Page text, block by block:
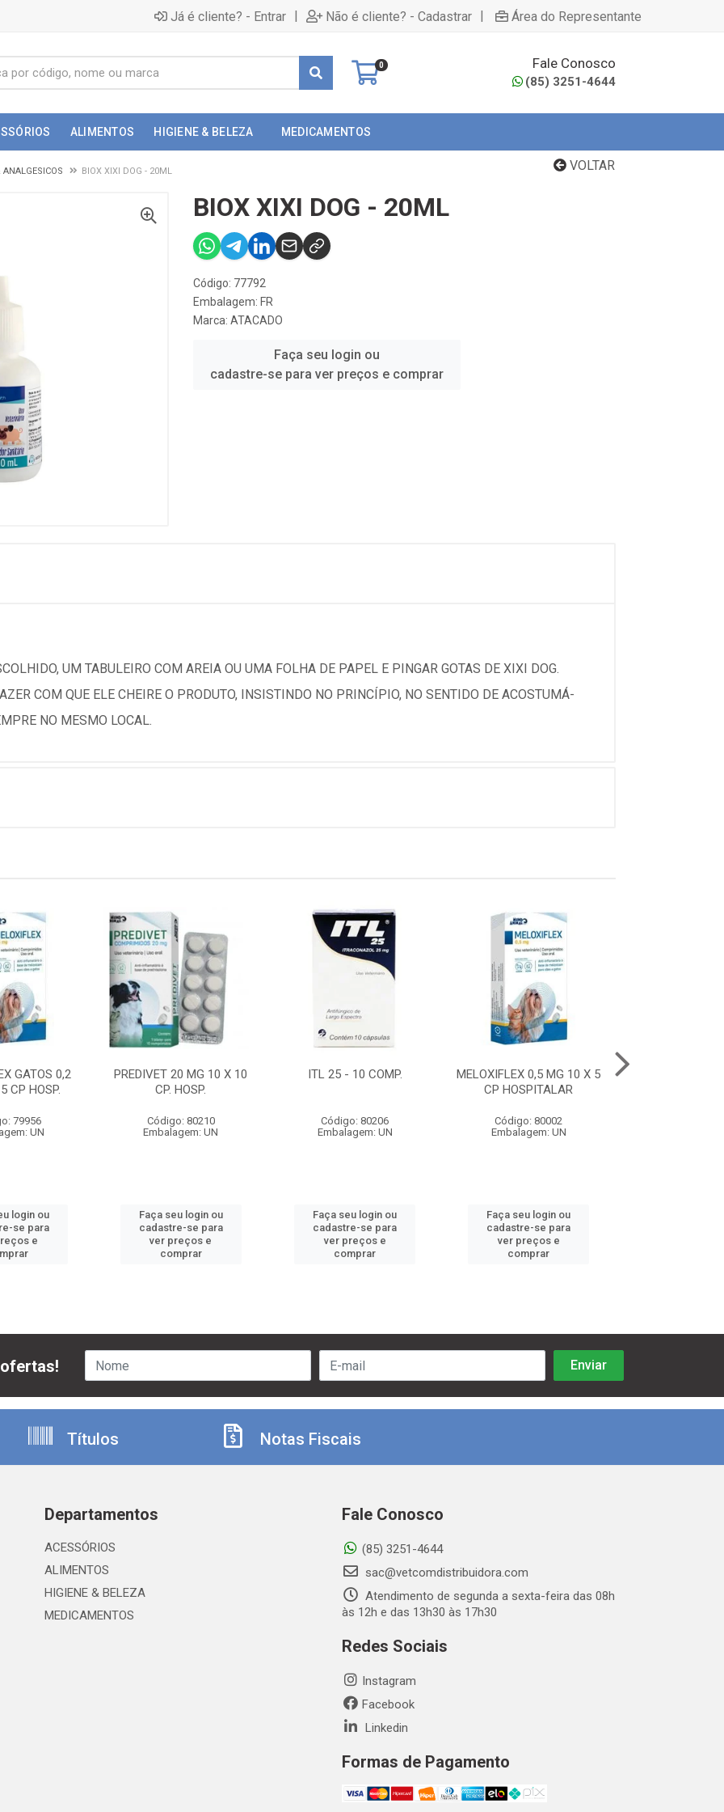
Já é cliente? - Entrar | Não é cliente? - Cadastrar | Área do Representante
0 Fale Conosco
(85) 3251-4644
ALIMENTOS HIGIENE & BELEZA MEDICAMENTOS
VOLTAR
BIOX XIXI DOG - 20ML
BIOX XIXI DOG - 20ML
Código: 77792
Embalagem: FR
Marca: ATACADO
Faça seu login ou
cadastre-se para ver preços e comprar
UM TABULEIRO COM AREIA OU UMA FOLHA DE PAPEL E PINGAR GOTAS DE XIXI DOG.
COM QUE ELE CHEIRE O PRODUTO, INSISTINDO NO PRINCÍPIO, NO SENTIDO DE ACOSTUMÁ-
NO MESMO LOCAL.
GATOS 0,2
CP HOSP.
79956
UN
login ou
se para
e
PREDIVET 20 MG 10 X 10
CP. HOSP.
Código: 80210
Embalagem: UN
Faça seu login ou
cadastre-se para
ver preços e
comprar
ITL 25 - 10 COMP.
Código: 80206
Embalagem: UN
Faça seu login ou
cadastre-se para
ver preços e
comprar
MELOXIFLEX 0,5 MG 10 X 5
CP HOSPITALAR
Código: 80002
Embalagem: UN
Faça seu login ou
cadastre-se para
ver preços e
comprar
Títulos Notas Fiscais
Departamentos
ACESSÓRIOS
ALIMENTOS
HIGIENE & BELEZA
MEDICAMENTOS
Fale Conosco
(85) 3251-4644
sac@vetcomdistribuidora.com
Atendimento de segunda a sexta-feira das 08h
às 12h e das 13h30 às 17h30
Redes Sociais
Instagram
Facebook
Linkedin
Formas de Pagamento